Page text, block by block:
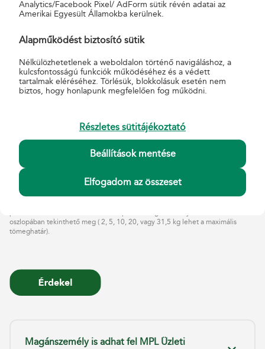
Tömeg maximuma
1 Mérettől függetlenül terjedelmesnek minősül minden nem téglatest
formájú csomag is, ha alakja miatt eltérő kezelés szükséges, mert
kidomborodó, kilógó felületekkel határolt, elhelyezése kihasználatlanul
maradó, üres helykihasználást eredményez a szállítás során (pl.: henger), vagy
2 H=leghosszabb oldal hosszúsága, M=magasság, SZ=szélesség
3 A csomagfelvételt ellátó üzemek címe és az átvételi időtartamok itt
Üzemszerűen működő felvételi helyek.
4 A megadott paraméterek az
MPL Üzleti csomag esetében eltérnek,
inverz csomag 40 kg-ig és a terjedelmes mérethatárig adható fel postán.
oszlopában tekinthető meg ( 2, 5, 10, 20, vagy 31,5 kg lehet a maximális
tömeghatár).
Magánszemély is adhat fel MPL Üzleti
Analytics/Facebook Pixel/ AdForm sütik révén adatai az
Amerikai Egyesült Államokba kerülnek.
Alapműködést biztosító sütik
Nélkülözhetetlenek a weboldalon történő navigáláshoz, a
kulcsfontosságú funkciók működéséhez és a védett
tartalmak eléréséhez. Törlésük, blokkolásuk esetén nem
biztos, hogy honlapunk megfelelően fog működni.
Részletes sütitájékoztató
Beállítások mentése
Elfogadom az összeset